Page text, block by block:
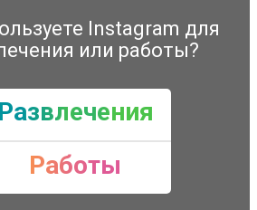
Instagram для
или работы?
Развлечения
Работы